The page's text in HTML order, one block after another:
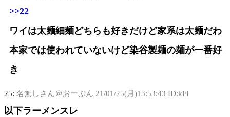
>>22
ワイは太麺細麺どちらも好きだけど家系は太麺だわ
本家では使われていないけど染谷製麺の麺が一番好
き
25: 名無しさん＠おーぷん 21/01/25(月)13:53:43 ID:kFI
以下ラーメンスレ